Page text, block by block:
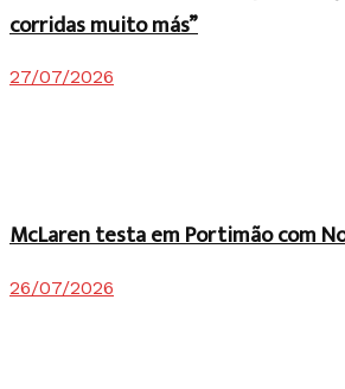
corridas muito más”
27/07/2026
McLaren testa em Portimão com
26/07/2026